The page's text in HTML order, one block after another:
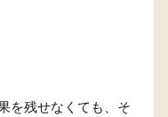
を残せなくても、そ